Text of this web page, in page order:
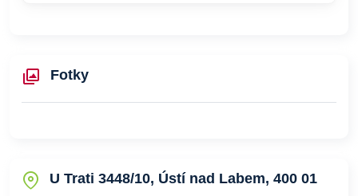
Fotky
U Trati 3448/10, Ústí nad Labem, 400 01